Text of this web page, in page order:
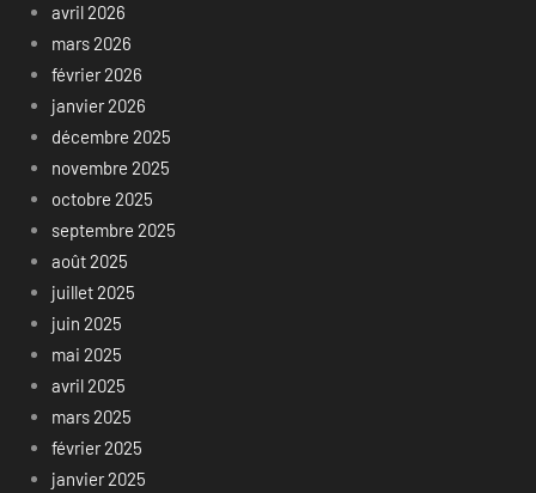
avril 2026
mars 2026
février 2026
janvier 2026
décembre 2025
novembre 2025
octobre 2025
septembre 2025
août 2025
juillet 2025
juin 2025
mai 2025
avril 2025
mars 2025
février 2025
janvier 2025